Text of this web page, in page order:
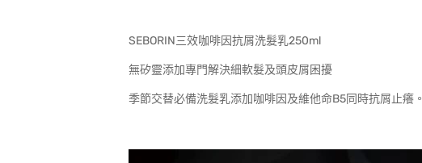
SEBORIN三效咖啡因抗屑洗髮乳250ml
無矽靈添加專門解決細軟髮及頭皮屑困擾
季節交替必備洗髮乳添加咖啡因及維他命B5同時抗屑止癢。